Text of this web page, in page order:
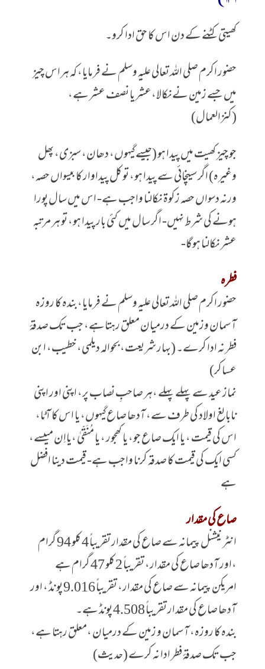
کھیتی کٹنے کے دن اس کا حق ادا کرو۔
حضور اکرم صلی اللہ تعالی علیہ وسلم نے فرمایا، کہ ہراس چیز
میں جسے زمین نےنکالا،عشر یا نصف عشر ہے،
(کنزالعمال)
جو چیز کھیت میں پیدا ہو (جیسے گیہوں، دھان، سبزی، پھل
وغیرہ) اگر سینچائی سے پیدا ہو، تو کل پیداوار کا بیسواں حصہ،
ورنہ دسواں حصہ زکوۃ نکالنا واجب ہے- اس میں سال پورا
ہونے کی شرط نہیں- اگر سال میں کئی بار پیدا ہو، تو ہر مرتبہ
عشر نکالنا ہوگا-
فطرہ
حضور اکرم صلی اللہ تعالی علیہ وسلم نے فرمایا،بندہ کا روزہ
آسمان وزمین کے درمیان معلق رہتاہے، جب تک صدقۂ
فطر نہ ادا کرے۔ (بہار شریعت، بحوالہ دیلمی، خطیب، ابن
عساکر)
نماز عید سے پہلے پہلے ،ہر صاحبِ نصاب پر، اپنی اور اپنی
نابالغ اولاد کی طرف سے، آدھا صاع گیہوں، یا اس کا آٹا،
اس کی قیمت ، یا ایک صاع جو، یا کھجور ، یا مُنَقّیٰ ،یااِن میںسے،
کسی ایک کی قیمت کا صدقہ کرنا واجب ہے- قیمت دینا افضل
ہے
صاع کی مقدار
انٹر نیشنل پیمانہ سے صاع کی مقدار تقریباً 4 کلو 94 گرام
،اور آدھا صاع کی مقدار، تقریباً 2 کلو 47 گرام ہے
امریکن پیمانہ سے صاع کی مقدار، تقریباً 9.016 پو نڈ ، اور
آدھا صاع کی مقدار تقریباً 4.508 پونڈ ہے۔
بندہ کا روزہ، آسمان و زمین کے درمیان ،معلق رہتا ہے،
جب تک صدقۂ فطر ادا نہ کرے (حدیث)